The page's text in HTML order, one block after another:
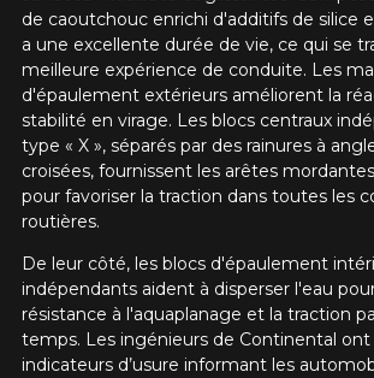
de caoutchouc enrichi d'additifs de silice
a une excellente durée de vie, ce qui se
meilleure expérience de conduite. Les
d'épaulement extérieurs améliorent la
stabilité en virage. Les blocs centraux
type « X », séparés par des rainures à
croisées, fournissent les arêtes
pour favoriser la traction dans toutes les
routières.
De leur côté, les blocs d'épaulement
indépendants aident à disperser l'eau
résistance à l'aquaplanage et la traction
temps. Les ingénieurs de Continental ont
indicateurs d’usure informant les